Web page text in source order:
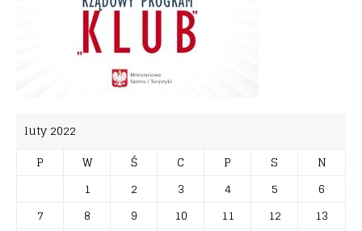
luty 2022
P
W Ś C P S N
1 2 3 4 5
6
7
8 9 10 11 12
13